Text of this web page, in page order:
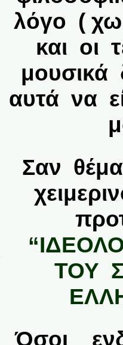
λόγο (
και οι
αυτά να
Σαν
ΤΟΥ
Όσοι